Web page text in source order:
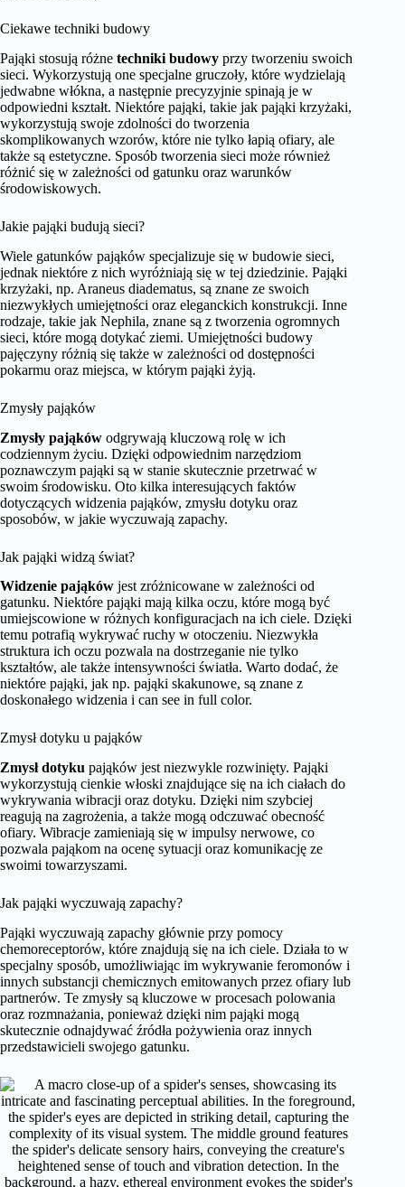
Ciekawe techniki budowy
Pająki stosują różne techniki budowy przy tworzeniu swoich
sieci. Wykorzystują one specjalne gruczoły, które wydzielają
jedwabne włókna, a następnie precyzyjnie spinają je w
odpowiedni kształt. Niektóre pająki, takie jak pająki krzyżaki,
wykorzystują swoje zdolności do tworzenia
skomplikowanych wzorów, które nie tylko łapią ofiary, ale
także są estetyczne. Sposób tworzenia sieci może również
różnić się w zależności od gatunku oraz warunków
środowiskowych.
Jakie pająki budują sieci?
Wiele gatunków pająków specjalizuje się w budowie sieci,
jednak niektóre z nich wyróżniają się w tej dziedzinie. Pająki
krzyżaki, np. Araneus diadematus, są znane ze swoich
niezwykłych umiejętności oraz eleganckich konstrukcji. Inne
rodzaje, takie jak Nephila, znane są z tworzenia ogromnych
sieci, które mogą dotykać ziemi. Umiejętności budowy
pajęczyny różnią się także w zależności od dostępności
pokarmu oraz miejsca, w którym pająki żyją.
Zmysły pająków
Zmysły pająków odgrywają kluczową rolę w ich
codziennym życiu. Dzięki odpowiednim narzędziom
poznawczym pająki są w stanie skutecznie przetrwać w
swoim środowisku. Oto kilka interesujących faktów
dotyczących widzenia pająków, zmysłu dotyku oraz
sposobów, w jakie wyczuwają zapachy.
Jak pająki widzą świat?
Widzenie pająków jest zróżnicowane w zależności od
gatunku. Niektóre pająki mają kilka oczu, które mogą być
umiejscowione w różnych konfiguracjach na ich ciele. Dzięki
temu potrafią wykrywać ruchy w otoczeniu. Niezwykła
struktura ich oczu pozwala na dostrzeganie nie tylko
kształtów, ale także intensywności światła. Warto dodać, że
niektóre pająki, jak np. pająki skakunowe, są znane z
doskonałego widzenia i can see in full color.
Zmysł dotyku u pająków
Zmysł dotyku pająków jest niezwykle rozwinięty. Pająki
wykorzystują cienkie włoski znajdujące się na ich ciałach do
wykrywania wibracji oraz dotyku. Dzięki nim szybciej
reagują na zagrożenia, a także mogą odczuwać obecność
ofiary. Wibracje zamieniają się w impulsy nerwowe, co
pozwala pająkom na ocenę sytuacji oraz komunikację ze
swoimi towarzyszami.
Jak pająki wyczuwają zapachy?
Pająki wyczuwają zapachy głównie przy pomocy
chemoreceptorów, które znajdują się na ich ciele. Działa to w
specjalny sposób, umożliwiając im wykrywanie feromonów i
innych substancji chemicznych emitowanych przez ofiary lub
partnerów. Te zmysły są kluczowe w procesach polowania
oraz rozmnażania, ponieważ dzięki nim pająki mogą
skutecznie odnajdywać źródła pożywienia oraz innych
przedstawicieli swojego gatunku.